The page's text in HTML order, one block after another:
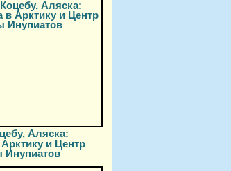
Аляска:
и Центр
Инупиатов